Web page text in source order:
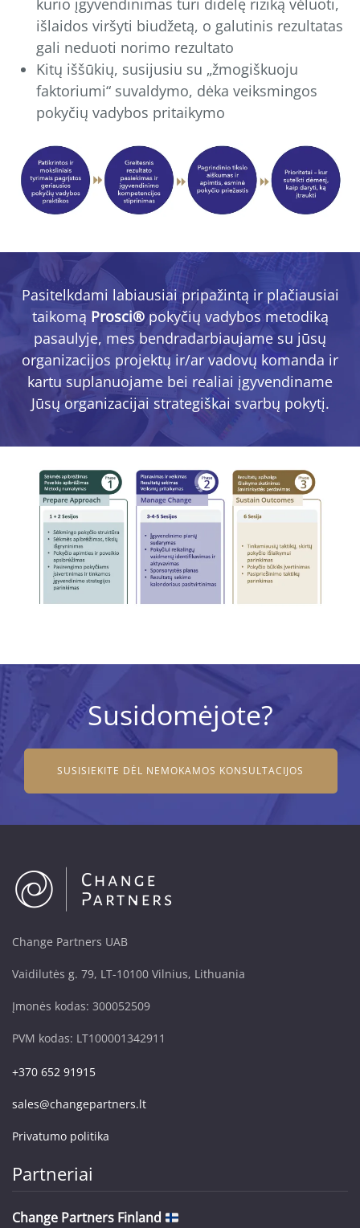
kurio įgyvendinimas turi didelę riziką vėluoti,
išlaidos viršyti biudžetą, o galutinis rezultatas
gali neduoti norimo rezultato
Kitų iššūkių, susijusiu su „žmogiškuoju
faktoriumi“ suvaldymo, dėka veiksmingos
pokyčių vadybos pritaikymo
Pasitelkdami labiausiai pripažintą ir plačiausiai
taikomą Prosci®pokyčių vadybos metodiką
pasaulyje, mes bendradarbiaujame su jūsų
organizacijos projektų ir/ar vadovų komanda ir
kartu suplanuojame bei realiai įgyvendiname
Jūsų organizacijai strategiškai svarbų pokytį.
Susidomėjote?
SUSISIEKITE DĖL NEMOKAMOS KONSULTACIJOS
Change Partners UAB
Vaidilutės g. 79, LT-10100 Vilnius, Lithuania
Įmonės kodas: 300052509
PVM kodas: LT100001342911
+370 652 91915
sales@changepartners.lt
Privatumo politika
Partneriai
Change Partners Finland